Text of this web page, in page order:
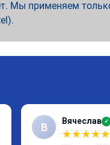
Мы применяем
В Вячеслав ✓
★★★★★